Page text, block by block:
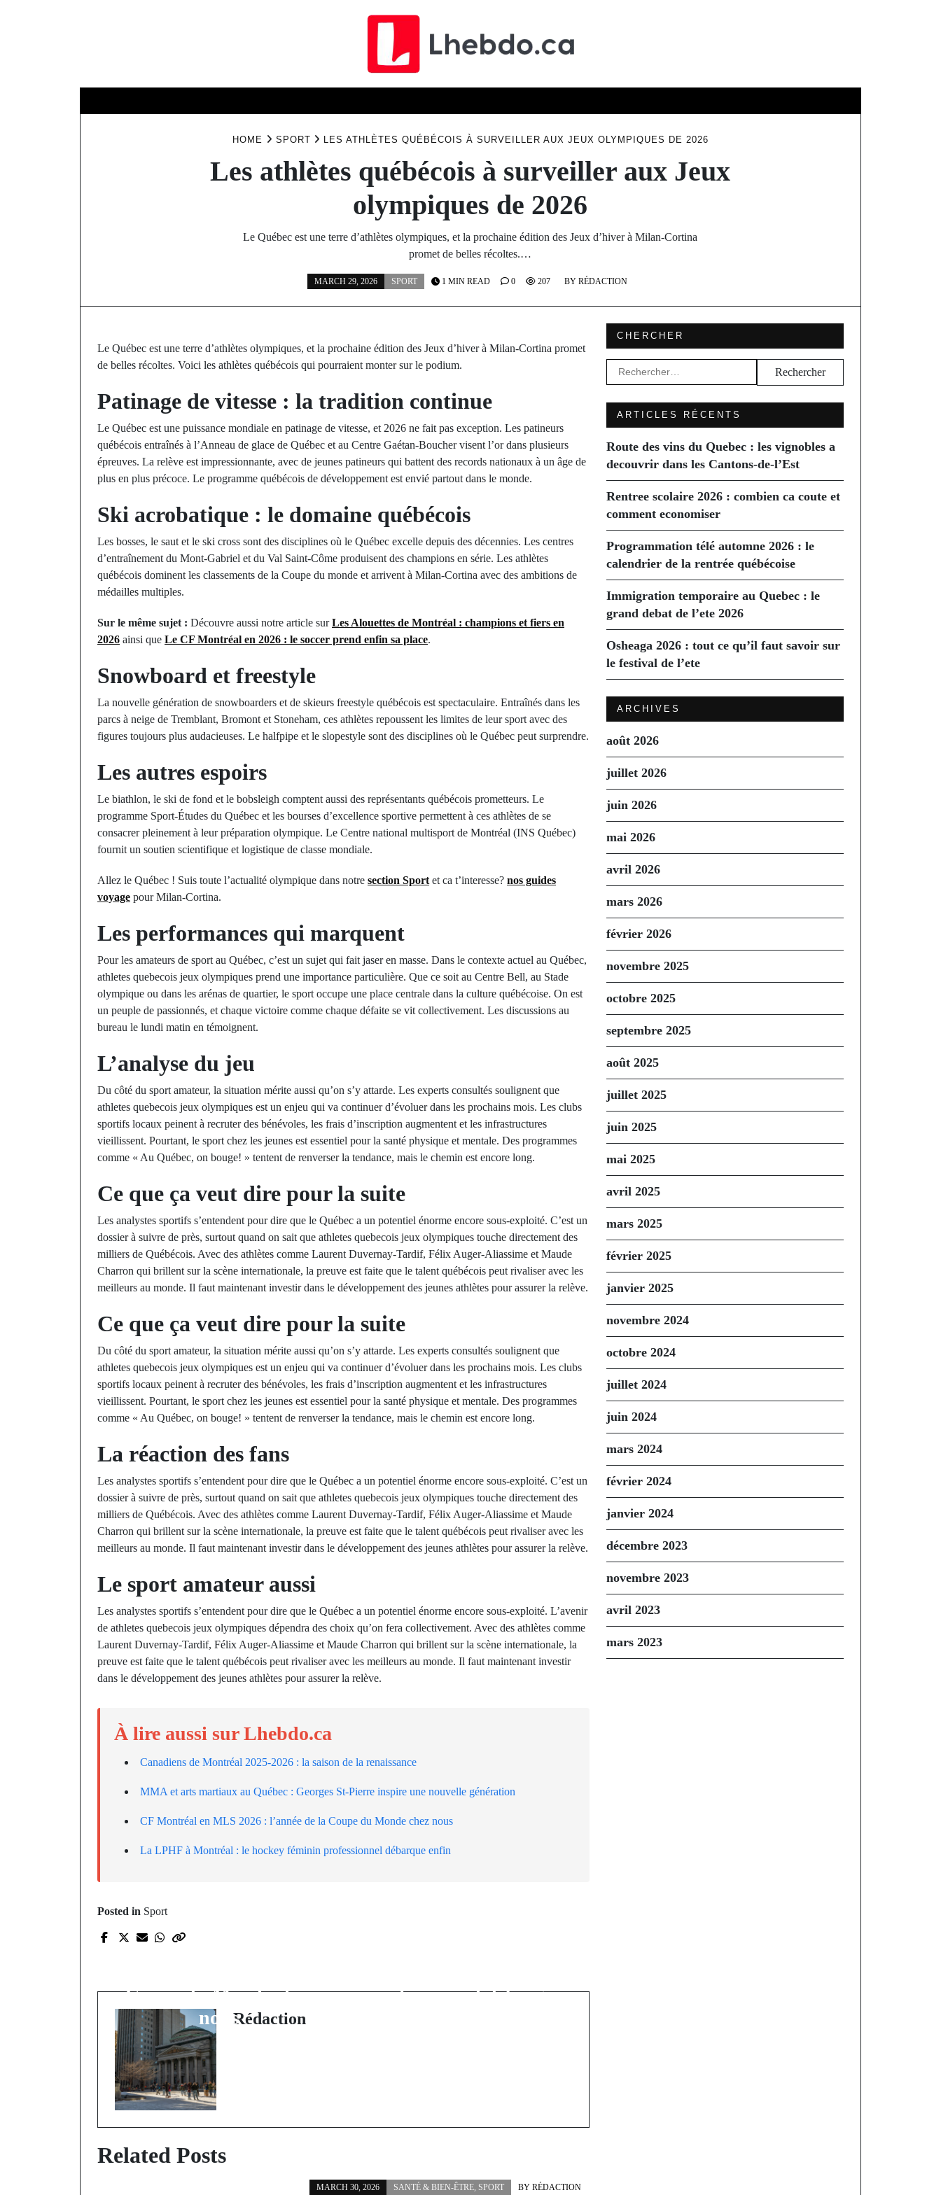
HOME SPORT LES ATHLÈTES QUÉBÉCOIS À SURVEILLER AUX JEUX OLYMPIQUES DE 2026
Les athlètes québécois à surveiller aux Jeux
olympiques de 2026
Le Québec est une terre d’athlètes olympiques, et la prochaine édition des Jeux d’hiver à Milan-Cortina
promet de belles récoltes.…
MARCH 29, 2026 SPORT BY RÉDACTION
1 MIN READ 0 207
Le Québec est une terre d’athlètes olympiques, et la prochaine édition des Jeux d’hiver à Milan-Cortina promet
de belles récoltes. Voici les athlètes québécois qui pourraient monter sur le podium.
Patinage de vitesse : la tradition continue
Le Québec est une puissance mondiale en patinage de vitesse, et 2026 ne fait pas exception. Les patineurs
québécois entraînés à l’Anneau de glace de Québec et au Centre Gaétan-Boucher visent l’or dans plusieurs
épreuves. La relève est impressionnante, avec de jeunes patineurs qui battent des records nationaux à un âge de
plus en plus précoce. Le programme québécois de développement est envié partout dans le monde.
Ski acrobatique : le domaine québécois
Les bosses, le saut et le ski cross sont des disciplines où le Québec excelle depuis des décennies. Les centres
d’entraînement du Mont-Gabriel et du Val Saint-Côme produisent des champions en série. Les athlètes
québécois dominent les classements de la Coupe du monde et arrivent à Milan-Cortina avec des ambitions de
médailles multiples.
Sur le même sujet : Découvre aussi notre article surLes Alouettes de Montréal : champions et fiers en
2026 ainsi que Le CF Montréal en 2026 : le soccer prend enfin sa place.
Snowboard et freestyle
La nouvelle génération de snowboarders et de skieurs freestyle québécois est spectaculaire. Entraînés dans les
parcs à neige de Tremblant, Bromont et Stoneham, ces athlètes repoussent les limites de leur sport avec des
figures toujours plus audacieuses. Le halfpipe et le slopestyle sont des disciplines où le Québec peut surprendre.
Les autres espoirs
Le biathlon, le ski de fond et le bobsleigh comptent aussi des représentants québécois prometteurs. Le
programme Sport-Études du Québec et les bourses d’excellence sportive permettent à ces athlètes de se
consacrer pleinement à leur préparation olympique. Le Centre national multisport de Montréal (INS Québec)
fournit un soutien scientifique et logistique de classe mondiale.
Allez le Québec ! Suis toute l’actualité olympique dans notre section Sport et ca t’interesse? nos guides
voyage pour Milan-Cortina.
Les performances qui marquent
Pour les amateurs de sport au Québec, c’est un sujet qui fait jaser en masse. Dans le contexte actuel au Québec,
athletes quebecois jeux olympiques prend une importance particulière. Que ce soit au Centre Bell, au Stade
olympique ou dans les arénas de quartier, le sport occupe une place centrale dans la culture québécoise. On est
un peuple de passionnés, et chaque victoire comme chaque défaite se vit collectivement. Les discussions au
bureau le lundi matin en témoignent.
L’analyse du jeu
Du côté du sport amateur, la situation mérite aussi qu’on s’y attarde. Les experts consultés soulignent que
athletes quebecois jeux olympiques est un enjeu qui va continuer d’évoluer dans les prochains mois. Les clubs
sportifs locaux peinent à recruter des bénévoles, les frais d’inscription augmentent et les infrastructures
vieillissent. Pourtant, le sport chez les jeunes est essentiel pour la santé physique et mentale. Des programmes
comme « Au Québec, on bouge! » tentent de renverser la tendance, mais le chemin est encore long.
Ce que ça veut dire pour la suite
Les analystes sportifs s’entendent pour dire que le Québec a un potentiel énorme encore sous-exploité. C’est un
dossier à suivre de près, surtout quand on sait que athletes quebecois jeux olympiques touche directement des
milliers de Québécois. Avec des athlètes comme Laurent Duvernay-Tardif, Félix Auger-Aliassime et Maude
Charron qui brillent sur la scène internationale, la preuve est faite que le talent québécois peut rivaliser avec les
meilleurs au monde. Il faut maintenant investir dans le développement des jeunes athlètes pour assurer la relève.
Ce que ça veut dire pour la suite
Du côté du sport amateur, la situation mérite aussi qu’on s’y attarde. Les experts consultés soulignent que
athletes quebecois jeux olympiques est un enjeu qui va continuer d’évoluer dans les prochains mois. Les clubs
sportifs locaux peinent à recruter des bénévoles, les frais d’inscription augmentent et les infrastructures
vieillissent. Pourtant, le sport chez les jeunes est essentiel pour la santé physique et mentale. Des programmes
comme « Au Québec, on bouge! » tentent de renverser la tendance, mais le chemin est encore long.
La réaction des fans
Les analystes sportifs s’entendent pour dire que le Québec a un potentiel énorme encore sous-exploité. C’est un
dossier à suivre de près, surtout quand on sait que athletes quebecois jeux olympiques touche directement des
milliers de Québécois. Avec des athlètes comme Laurent Duvernay-Tardif, Félix Auger-Aliassime et Maude
Charron qui brillent sur la scène internationale, la preuve est faite que le talent québécois peut rivaliser avec les
meilleurs au monde. Il faut maintenant investir dans le développement des jeunes athlètes pour assurer la relève.
Le sport amateur aussi
Les analystes sportifs s’entendent pour dire que le Québec a un potentiel énorme encore sous-exploité. L’avenir
de athletes quebecois jeux olympiques dépendra des choix qu’on fera collectivement. Avec des athlètes comme
Laurent Duvernay-Tardif, Félix Auger-Aliassime et Maude Charron qui brillent sur la scène internationale, la
preuve est faite que le talent québécois peut rivaliser avec les meilleurs au monde. Il faut maintenant investir
dans le développement des jeunes athlètes pour assurer la relève.
À lire aussi sur Lhebdo.ca
Canadiens de Montréal 2025-2026 : la saison de la renaissance
MMA et arts martiaux au Québec : Georges St-Pierre inspire une nouvelle génération
CF Montréal en MLS 2026 : l’année de la Coupe du Monde chez nous
La LPHF à Montréal : le hockey féminin professionnel débarque enfin
Posted in Sport
CF Montréal en MLS
Coupe du Monde chez
nous
professionnel débarque
Rédaction
Related Posts
MARCH 30, 2026 SANTÉ & BIEN-ÊTRE, SPORT BY RÉDACTION
CHERCHER
Rechercher :
ARTICLES RÉCENTS
Route des vins du Quebec : les vignobles a
decouvrir dans les Cantons-de-l’Est
Rentree scolaire 2026 : combien ca coute et
comment economiser
Programmation télé automne 2026 : le
calendrier de la rentrée québécoise
Immigration temporaire au Quebec : le
grand debat de l’ete 2026
Osheaga 2026 : tout ce qu’il faut savoir sur
le festival de l’ete
ARCHIVES
août 2026
juillet 2026
juin 2026
mai 2026
avril 2026
mars 2026
février 2026
novembre 2025
octobre 2025
septembre 2025
août 2025
juillet 2025
juin 2025
mai 2025
avril 2025
mars 2025
février 2025
janvier 2025
novembre 2024
octobre 2024
juillet 2024
juin 2024
mars 2024
février 2024
janvier 2024
décembre 2023
novembre 2023
avril 2023
mars 2023